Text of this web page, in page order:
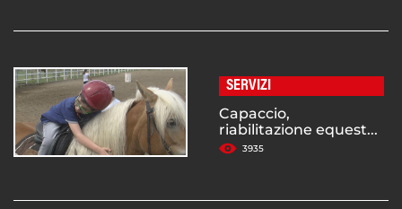
SERVIZI
Capaccio,
riabilitazione equest...
3935